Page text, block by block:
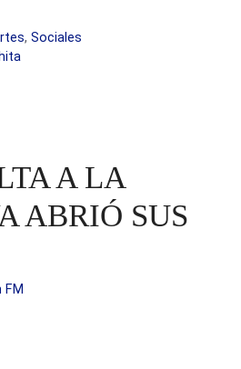
,Sociales
A LA
ABRIÓ SUS
FM